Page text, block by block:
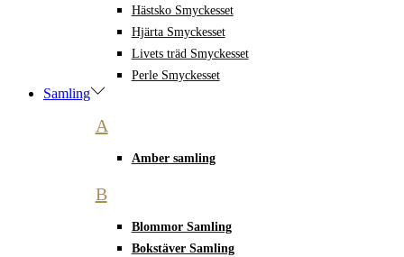
Hästsko Smyckesset
Hjärta Smyckesset
Livets träd Smyckesset
Perle Smyckesset
Samling
A
Amber samling
B
Blommor Samling
Bokstäver Samling